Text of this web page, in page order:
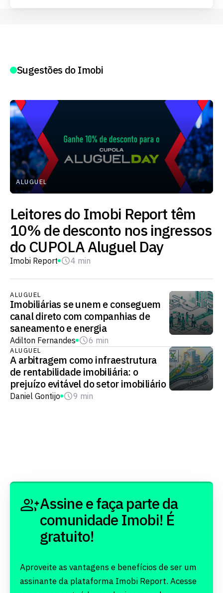
Sugestões do Imobi
ALUGUEL
Leitores do Imobi Report têm
10% de desconto nos ingressos
do CUPOLA Aluguel Day
Imobi Report 4 min
ALUGUEL
Imobiliárias se unem e conseguem
canal direto com companhias de
saneamento e energia
Adilton Fernandes 6 min
ALUGUEL
A arbitragem como infraestrutura
de rentabilidade imobiliária: o
prejuízo evitável do setor imobiliário
Daniel Gontijo 9 min
Assine e faça parte da
comunidade Imobi! É
gratuito!
Aproveite as vantagens e benefícios de ser um
assinante da plataforma Imobi Report. Acesse